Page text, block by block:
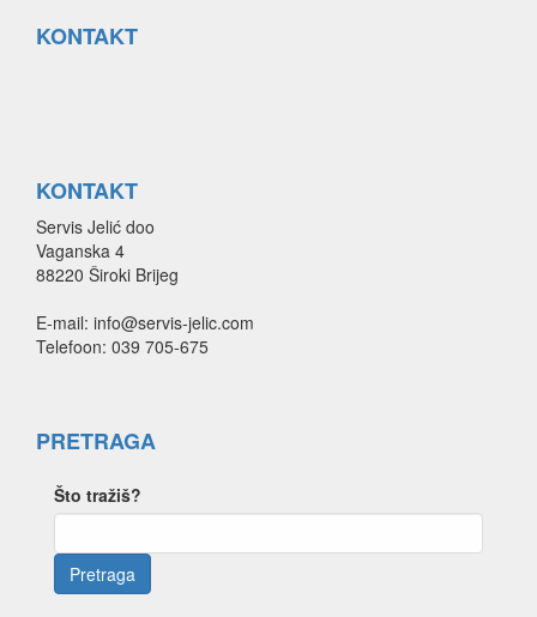
KONTAKT
KONTAKT
Servis Jelić doo
Vaganska 4
88220 Široki Brijeg
E-mail: info@servis-jelic.com
Telefoon: 039 705-675
PRETRAGA
Što tražiš?